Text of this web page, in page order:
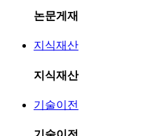
논문게재
지식재산
지식재산
기술이전